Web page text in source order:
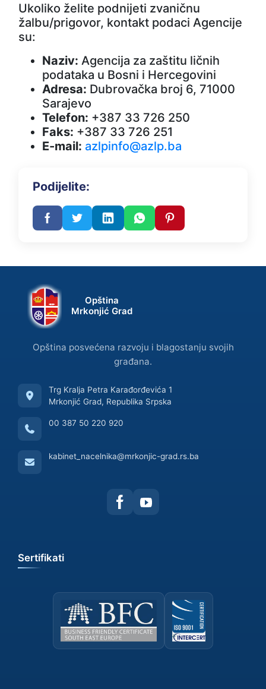
Ukoliko želite podnijeti zvaničnu
žalbu/prigovor, kontakt podaci Agencije
su:
Naziv: Agencija za zaštitu ličnih
podataka u Bosni i Hercegovini
Adresa: Dubrovačka broj 6, 71000
Sarajevo
Telefon: +387 33 726 250
Faks: +387 33 726 251
E-mail: azlpinfo@azlp.ba
Podijelite:
Opština
Mrkonjić Grad
Opština posvećena razvoju i blagostanju svojih
građana.
Trg Kralja Petra Karađorđevića 1
Mrkonjić Grad, Republika Srpska
00 387 50 220 920
kabinet_nacelnika@mrkonjic-grad.rs.ba
Sertifikati